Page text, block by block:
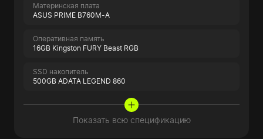
Материнская плата
ASUS PRIME B760M-A
Оперативная память
16GB Kingston FURY Beast RGB
SSD накопитель
500GB ADATA LEGEND 860
Показать всю спецификацию